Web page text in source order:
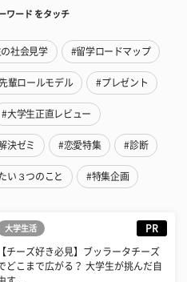
ワード をタッチ
社会見学 #留学ロードマップ
輩ロールモデル #プレゼント
#大学生正直レビュー
決ゼミ #恋愛特集 #診断
い３つのこと #特集企画
大学生活 PR
【チーズ好き必見】ブッラータチーズ
どこまで広がる？ 大学生が挑んだ自